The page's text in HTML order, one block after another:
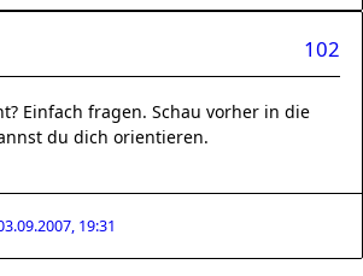
102
Einfach fragen. Schau vorher in die
du dich orientieren.
19:31